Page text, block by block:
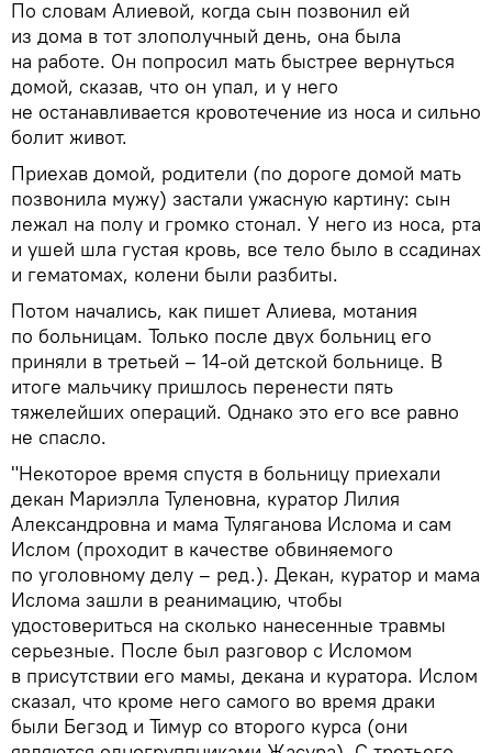
По словам Алиевой, когда сын позвонил ей
из дома в тот злополучный день, она была
на работе. Он попросил мать быстрее вернуться
домой, сказав, что он упал, и у него
не останавливается кровотечение из носа и сильно
болит живот.
Приехав домой, родители (по дороге домой мать
позвонила мужу) застали ужасную картину: сын
лежал на полу и громко стонал. У него из носа, рта
и ушей шла густая кровь, все тело было в ссадинах
и гематомах, колени были разбиты.
Потом начались, как пишет Алиева, мотания
по больницам. Только после двух больниц его
приняли в третьей – 14-ой детской больнице. В
итоге мальчику пришлось перенести пять
тяжелейших операций. Однако это его все равно
не спасло.
"Некоторое время спустя в больницу приехали
декан Мариэлла Туленовна, куратор Лилия
Александровна и мама Туляганова Ислома и сам
Ислом (проходит в качестве обвиняемого
по уголовному делу – ред.). Декан, куратор и мама
Ислома зашли в реанимацию, чтобы
удостовериться на сколько нанесенные травмы
серьезные. После был разговор с Исломом
в присутствии его мамы, декана и куратора. Ислом
сказал, что кроме него самого во время драки
были Бегзод и Тимур со второго курса (они